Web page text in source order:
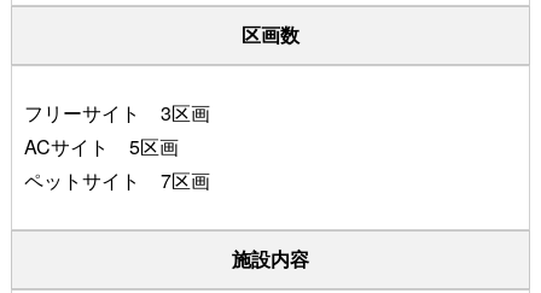
区画数
フリーサイト 3区画
ACサイト 5区画
ペットサイト 7区画
施設内容